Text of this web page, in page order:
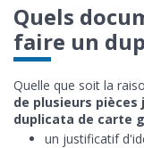
Quels
faire un
Quelle que soit la
de plusieurs
duplicata de carte
un justificatif